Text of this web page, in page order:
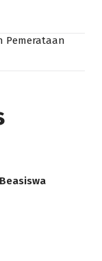
Pemerataan